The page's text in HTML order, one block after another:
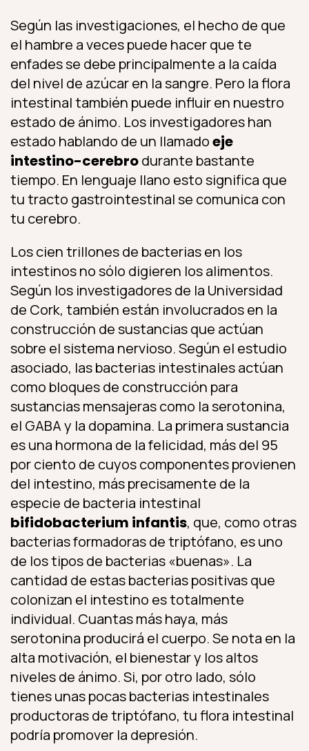
Según las investigaciones, el hecho de que
el hambre a veces puede hacer que te
enfades se debe principalmente a la caída
del nivel de azúcar en la sangre. Pero la flora
intestinal también puede influir en nuestro
estado de ánimo. Los investigadores han
estado hablando de un llamadoeje
intestino-cerebrodurante bastante
tiempo. En lenguaje llano esto significa que
tu tracto gastrointestinal se comunica con
tu cerebro.
Los cien trillones de bacterias en los
intestinos no sólo digieren los alimentos.
Según los investigadores de la Universidad
de Cork, también están involucrados en la
construcción de sustancias que actúan
sobre el sistema nervioso. Según el estudio
asociado, las bacterias intestinales actúan
como bloques de construcción para
sustancias mensajeras como la serotonina,
el GABA y la dopamina. La primera sustancia
es una hormona de la felicidad, más del 95
por ciento de cuyos componentes provienen
del intestino, más precisamente de la
especie de bacteria intestinal
bifidobacterium infantis, que, como otras
bacterias formadoras de triptófano, es uno
de los tipos de bacterias «buenas». La
cantidad de estas bacterias positivas que
colonizan el intestino es totalmente
individual. Cuantas más haya, más
serotonina producirá el cuerpo. Se nota en la
alta motivación, el bienestar y los altos
niveles de ánimo. Si, por otro lado, sólo
tienes unas pocas bacterias intestinales
productoras de triptófano, tu flora intestinal
podría promover la depresión.